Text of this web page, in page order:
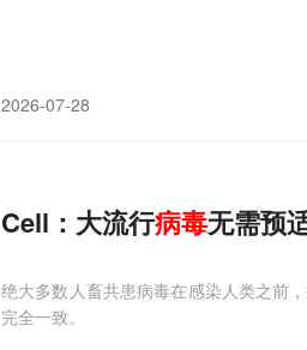
2026-07-28
Cell：大流行病毒无需预
绝大多数人畜共患病毒在感染人类之前
完全一致。